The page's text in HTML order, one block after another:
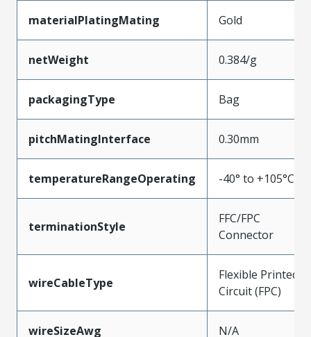
materialPlatingMating Gold
netWeight 0.384/g
packagingType Bag
pitchMatingInterface 0.30mm
temperatureRangeOperating -40° to +105°C
terminationStyle
FFC/FPC
Connector
wireCableType
Flexible Printed
Circuit (FPC)
wireSizeAwg N/A